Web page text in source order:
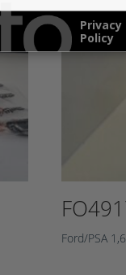
Ford/PSA
Privacy
Policy